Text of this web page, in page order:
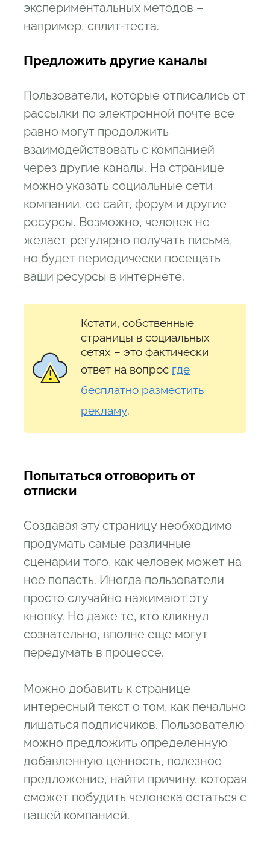
экспериментальных методов –
например, сплит-теста.
Предложить другие каналы
Пользователи, которые отписались от
рассылки по электронной почте все
равно могут продолжить
взаимодействовать с компанией
через другие каналы. На странице
можно указать социальные сети
компании, ее сайт, форум и другие
ресурсы. Возможно, человек не
желает регулярно получать письма,
но будет периодически посещать
ваши ресурсы в интернете.
Кстати, собственные
страницы в социальных
сетях – это фактически
ответ на вопрос где
бесплатно разместить
рекламу.
Попытаться отговорить от
отписки
Создавая эту страницу необходимо
продумать самые различные
сценарии того, как человек может на
нее попасть. Иногда пользователи
просто случайно нажимают эту
кнопку. Но даже те, кто кликнул
сознательно, вполне еще могут
передумать в процессе.
Можно добавить к странице
интересный текст о том, как печально
лишаться подписчиков. Пользователю
можно предложить определенную
добавленную ценность, полезное
предложение, найти причину, которая
сможет побудить человека остаться с
вашей компанией.